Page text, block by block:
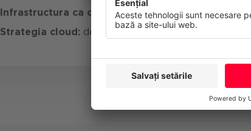
Infrastructura ca cod:
Utilizarea Ansible pentru
Strategia cloud:dezvoltarea unui concept pentru